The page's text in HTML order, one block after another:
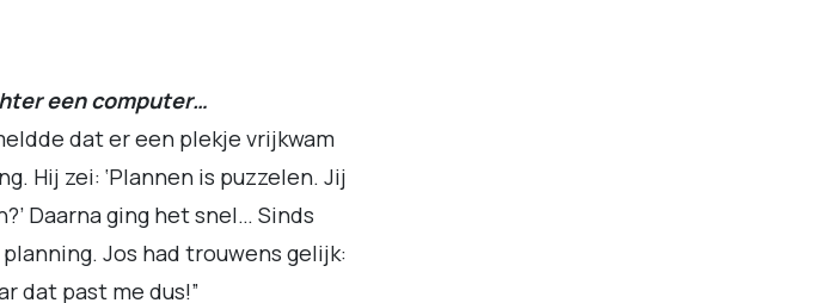
een computer…
dat er een plekje vrijkwam
Hij zei: ‘Plannen is puzzelen. Jij
Daarna ging het snel… Sinds
Jos had trouwens gelijk:
dat past me dus!”